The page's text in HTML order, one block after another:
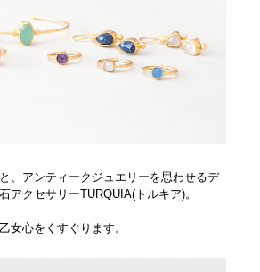
、アンティークジュエリーを思わせるデ
アクセサリーTURQUIA(トルキア)。
女心をくすぐります。